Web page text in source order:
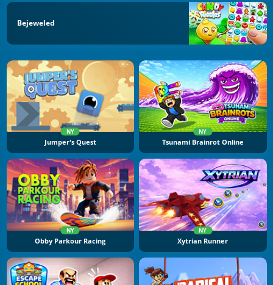
Bejeweled
NY
Jumper's Quest
NY
Tsunami Brainrot Online
NY
Obby Parkour Racing
NY
Xytrian Runner